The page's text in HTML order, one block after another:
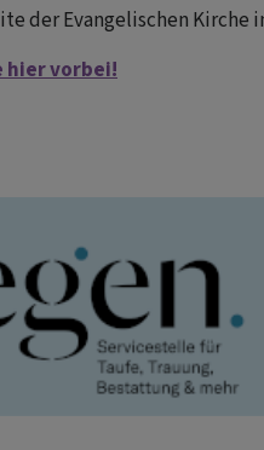
der Evangelischen Kirche
hier vorbei!